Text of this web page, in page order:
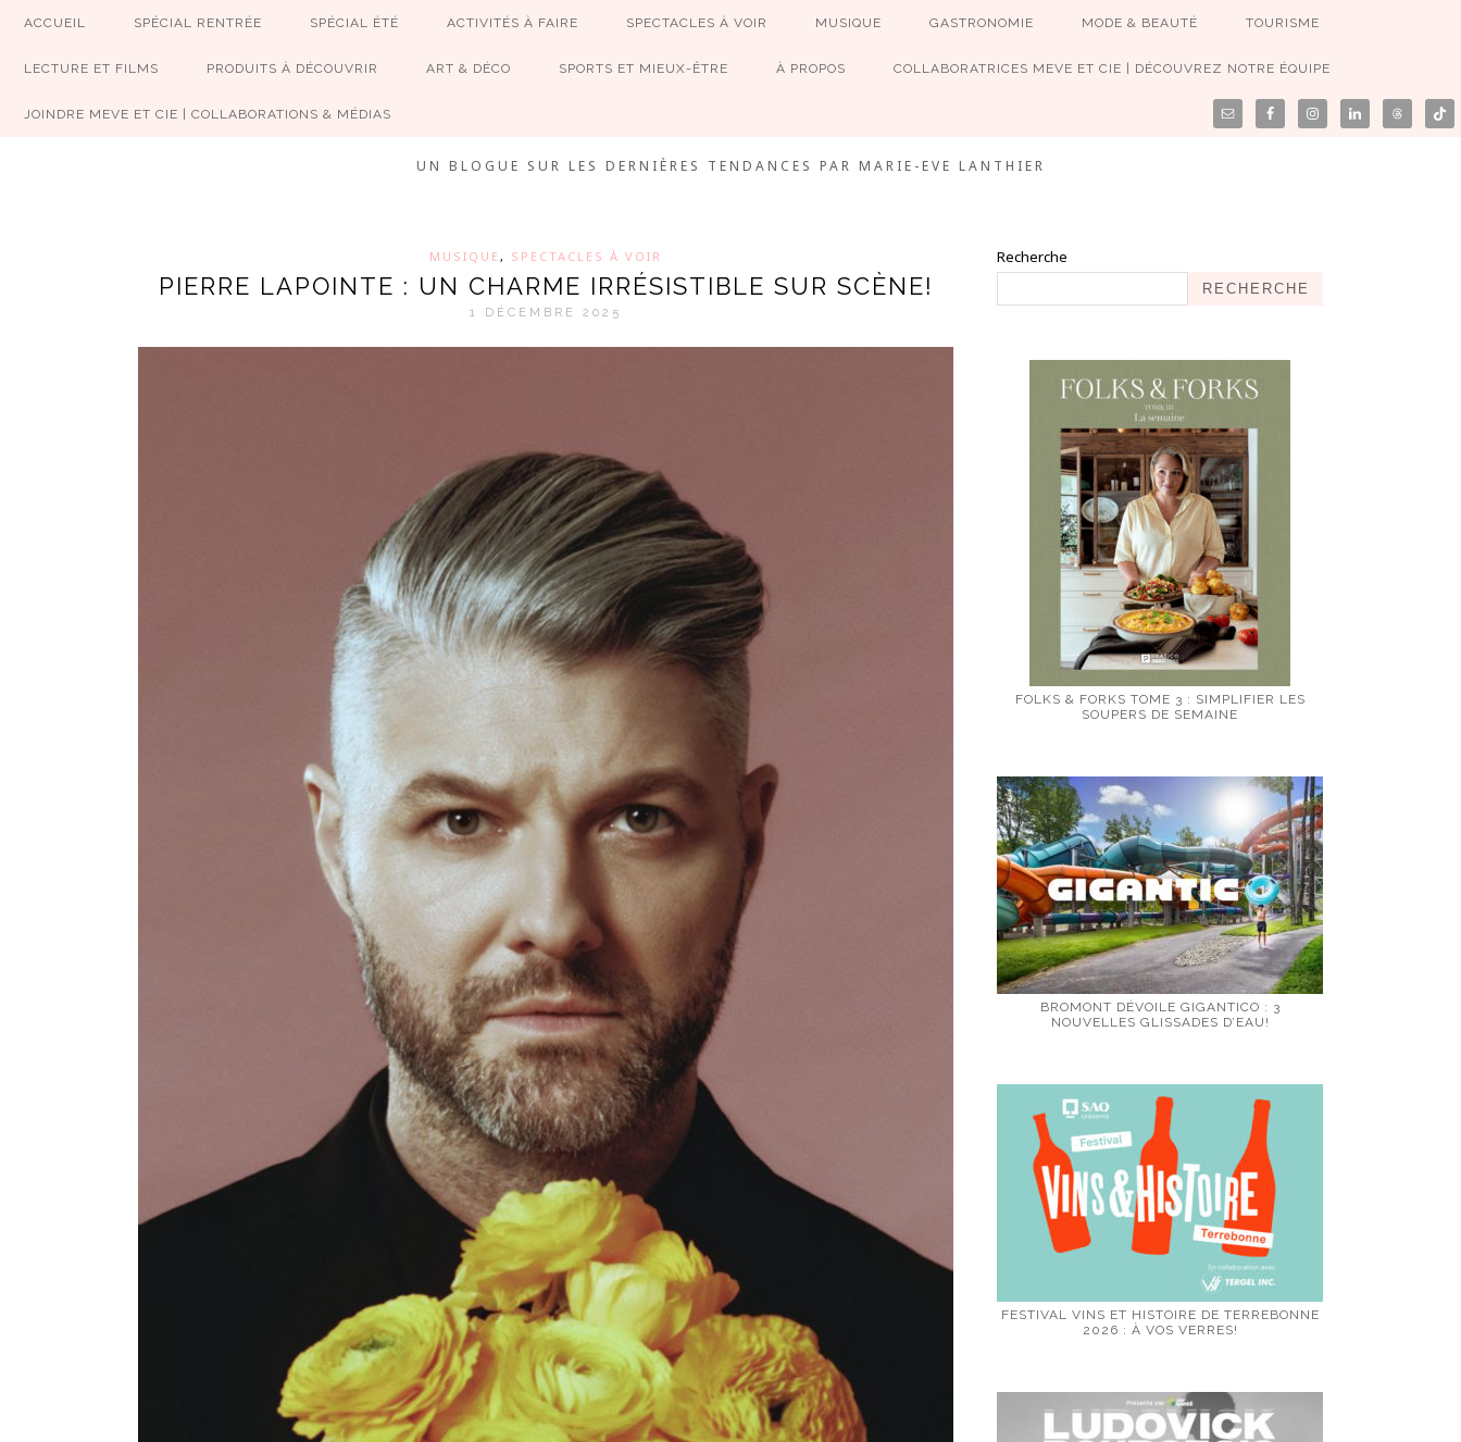
ACCUEIL SPÉCIAL RENTRÉE SPÉCIAL ÉTÉ ACTIVITÉS À FAIRE SPECTACLES À VOIR MUSIQUE GASTRONOMIE MODE & BEAUTÉ TOURISME
LECTURE ET FILMS PRODUITS À DÉCOUVRIR ART & DÉCO SPORTS ET MIEUX-ÊTRE À PROPOS COLLABORATRICES MEVE ET CIE | DÉCOUVREZ NOTRE ÉQUIPE
JOINDRE MEVE ET CIE | COLLABORATIONS & MÉDIAS
UN BLOGUE SUR LES DERNIÈRES TENDANCES PAR MARIE-EVE LANTHIER
MUSIQUE, SPECTACLES À VOIR
PIERRE LAPOINTE : UN CHARME IRRÉSISTIBLE SUR SCÈNE!
1 DÉCEMBRE 2025
Recherche
RECHERCHE
FOLKS & FORKS TOME 3 : SIMPLIFIER LES
SOUPERS DE SEMAINE
BROMONT DÉVOILE GIGANTICO : 3
NOUVELLES GLISSADES D’EAU!
FESTIVAL VINS ET HISTOIRE DE TERREBONNE
2026 : À VOS VERRES!